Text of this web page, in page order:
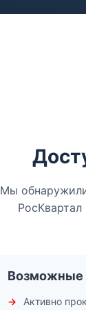
Мы
Возможные
Активно